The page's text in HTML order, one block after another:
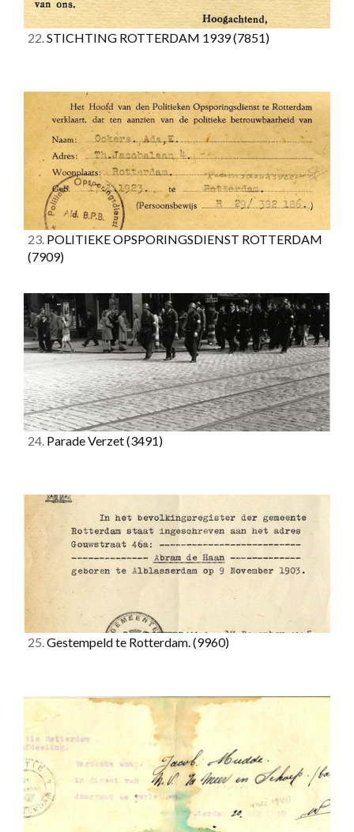
22.STICHTING ROTTERDAM 1939(7851)
23. POLITIEKE OPSPORINGSDIENST ROTTERDAM
(7909)
24. Parade Verzet(3491)
25.Gestempeld te Rotterdam.(9960)